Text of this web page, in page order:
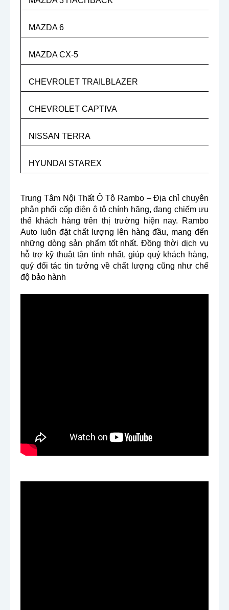
MAZDA 6
MAZDA CX-5
CHEVROLET TRAILBLAZER
CHEVROLET CAPTIVA
NISSAN TERRA
HYUNDAI STAREX
Trung Tâm Nội Thất Ô Tô Rambo – Địa chỉ chuyên
phân phối cốp điện ô tô chính hãng, đang chiếm ưu
thế khách hàng trên thị trường hiện nay. Rambo
Auto luôn đặt chất lượng lên hàng đầu, mang đến
những dòng sản phẩm tốt nhất. Đồng thời dịch vụ
hỗ trợ kỹ thuật tận tình nhất, giúp quý khách hàng,
quý đối tác tin tưởng về chất lượng cũng như chế
độ bảo hành